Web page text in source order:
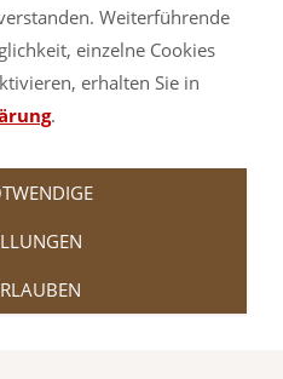
turnmatte.com in
Abteilungum.
Weiterführende
einzelne Cookies
erhalten Sie in
.